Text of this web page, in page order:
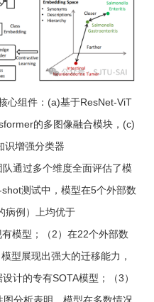
心组件：(a)基于ResNet-ViT
的多图像融合模块，(c)
识增强分类器
通过多个维度全面评估了模
测试中，模型在5个外部数
病例）上均优于
模型；（2）在22个外部数
型展现出强大的迁移能力，
计的专有SOTA模型；（3）